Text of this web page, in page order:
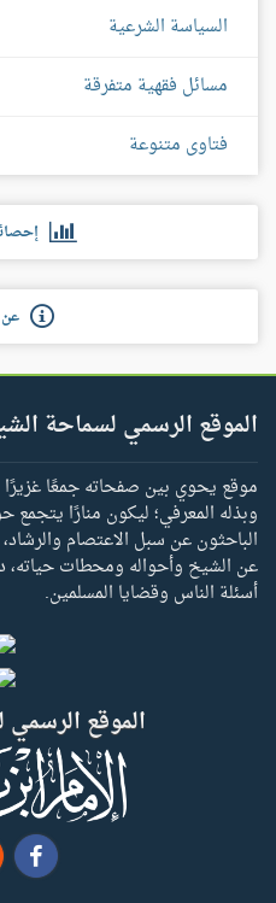
السياسة الشرعية
مسائل فقهية متفرقة
فتاوى متنوعة
عن
الموقع الرسمي لسماحة
موقع يحوي بين صفحاته جمعًا غزيرًا
وبذله المعرفي؛ ليكون منارًا يتجمع
الباحثون عن سبل الاعتصام
عن الشيخ وأحواله ومحطات حياته،
أسئلة الناس وقضايا المسلمين.
الموقع